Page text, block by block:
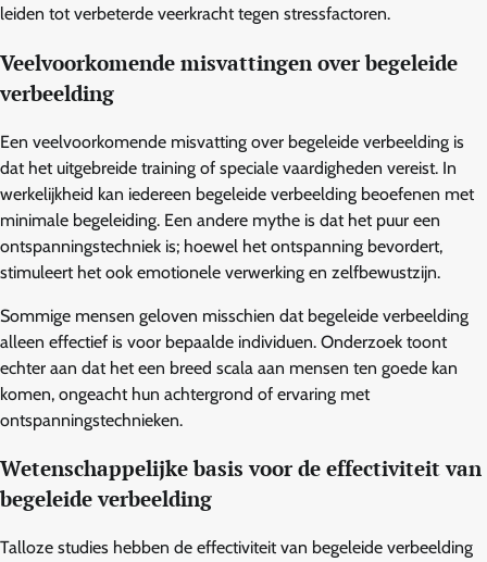
leiden tot verbeterde veerkracht tegen stressfactoren.
Veelvoorkomende misvattingen over begeleide
verbeelding
Een veelvoorkomende misvatting over begeleide verbeelding is
dat het uitgebreide training of speciale vaardigheden vereist. In
werkelijkheid kan iedereen begeleide verbeelding beoefenen met
minimale begeleiding. Een andere mythe is dat het puur een
ontspanningstechniek is; hoewel het ontspanning bevordert,
stimuleert het ook emotionele verwerking en zelfbewustzijn.
Sommige mensen geloven misschien dat begeleide verbeelding
alleen effectief is voor bepaalde individuen. Onderzoek toont
echter aan dat het een breed scala aan mensen ten goede kan
komen, ongeacht hun achtergrond of ervaring met
ontspanningstechnieken.
Wetenschappelijke basis voor de effectiviteit van
begeleide verbeelding
Talloze studies hebben de effectiviteit van begeleide verbeelding